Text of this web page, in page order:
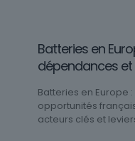
Batteries en
dépendances
Batteries en
opportunités
acteurs clés et